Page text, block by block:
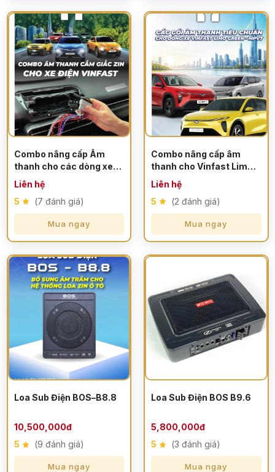
Combo nâng cấp Âm
thanh cho các dòng xe
Vinfast
Liên hệ
5
(7 đánh giá)
Mua ngay
Combo nâng cấp âm
thanh cho Vinfast Limo
Green/VF MPV7
Liên hệ
5
(2 đánh giá)
Mua ngay
Loa Sub Điện BOS–B8.8
10,500,000đ
5
(9 đánh giá)
Mua ngay
Loa Sub Điện BOS B9.6
5,800,000đ
5
(3 đánh giá)
Mua ngay